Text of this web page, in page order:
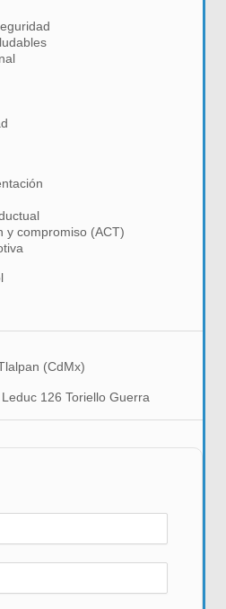
y compromiso (ACT)
(CdMx)
126 Toriello Guerra